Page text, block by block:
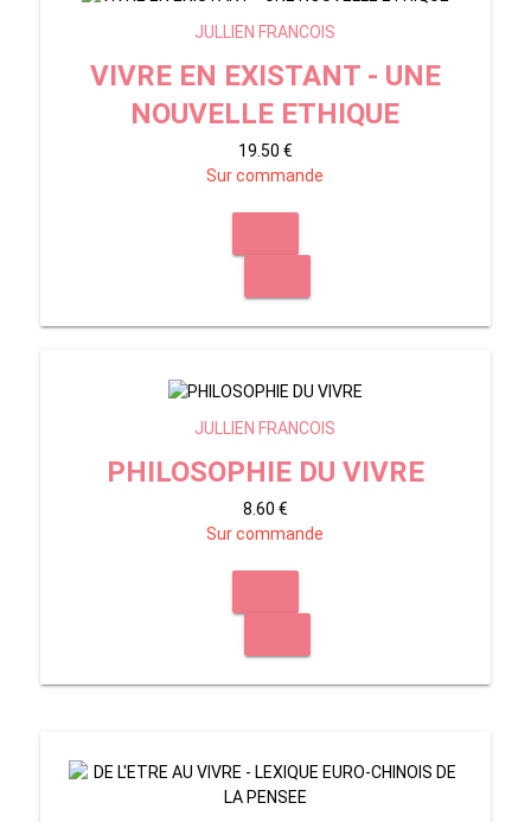
JULLIEN FRANCOIS
VIVRE EN EXISTANT - UNE
NOUVELLE ETHIQUE
19.50 €
Sur commande
JULLIEN FRANCOIS
PHILOSOPHIE DU VIVRE
8.60 €
Sur commande